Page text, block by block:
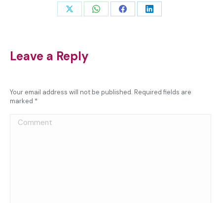
Share Share Share Share
Leave a Reply
Your email address will not be published. Required fields are
marked *
Comment